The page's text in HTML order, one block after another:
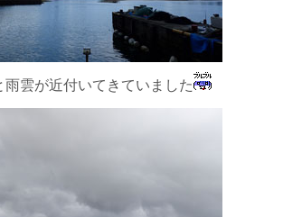
雨雲が近付いてきていました